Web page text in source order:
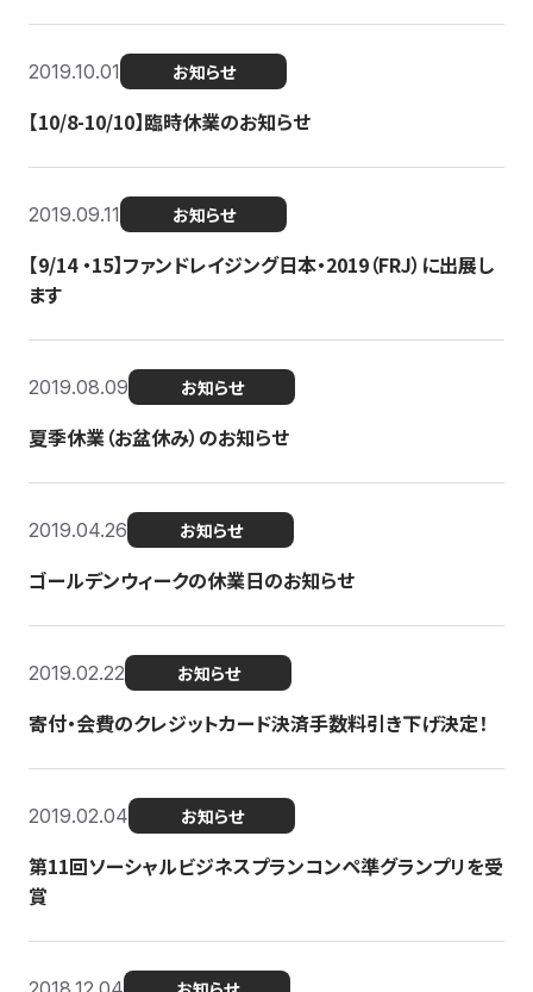
2019.10.01 お知らせ
【10/8-10/10】臨時休業のお知らせ
2019.09.11 お知らせ
【9/14 ・15】ファンドレイジング日本・2019（FRJ）に出展し
ます
2019.08.09 お知らせ
夏季休業（お盆休み）のお知らせ
2019.04.26 お知らせ
ゴールデンウィークの休業日のお知らせ
2019.02.22 お知らせ
寄付・会費のクレジットカード決済手数料引き下げ決定！
2019.02.04 お知らせ
第11回ソーシャルビジネスプランコンペ準グランプリを受
賞